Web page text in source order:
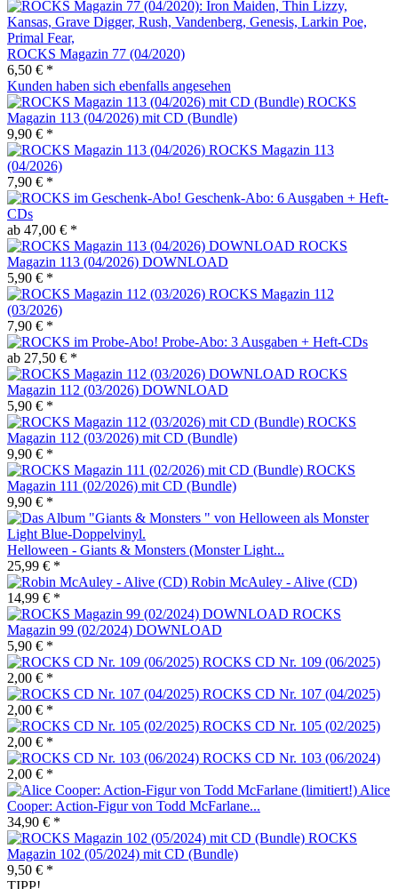
ROCKS Magazin 77 (04/2020)
6,50 € *
Kunden haben sich ebenfalls angesehen
ROCKS
Magazin 113 (04/2026) mit CD (Bundle)
9,90 € *
ROCKS Magazin 113
(04/2026)
7,90 € *
Geschenk-Abo: 6 Ausgaben + Heft-
CDs
ab 47,00 € *
ROCKS
Magazin 113 (04/2026) DOWNLOAD
5,90 € *
ROCKS Magazin 112
(03/2026)
7,90 € *
Probe-Abo: 3 Ausgaben + Heft-CDs
ab 27,50 € *
ROCKS
Magazin 112 (03/2026) DOWNLOAD
5,90 € *
ROCKS
Magazin 112 (03/2026) mit CD (Bundle)
9,90 € *
ROCKS
Magazin 111 (02/2026) mit CD (Bundle)
9,90 € *
Helloween - Giants & Monsters (Monster Light...
25,99 € *
Robin McAuley - Alive (CD)
14,99 € *
ROCKS
Magazin 99 (02/2024) DOWNLOAD
5,90 € *
ROCKS CD Nr. 109 (06/2025)
2,00 € *
ROCKS CD Nr. 107 (04/2025)
2,00 € *
ROCKS CD Nr. 105 (02/2025)
2,00 € *
ROCKS CD Nr. 103 (06/2024)
2,00 € *
Alice
Cooper: Action-Figur von Todd McFarlane...
34,90 € *
ROCKS
Magazin 102 (05/2024) mit CD (Bundle)
9,50 € *